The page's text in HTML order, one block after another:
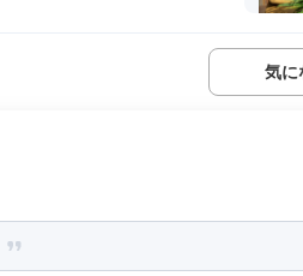
気に